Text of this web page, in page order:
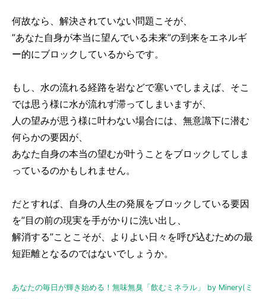
何故なら、解決されていない問題こそが、
”あなた自身が本当に望んでいる未来”の到来をエネルギ
ー的にブロックしているからです。
もし、水の流れる経路を岩などで塞いでしまえば、そこ
では思う様に水が流れず滞ってしまいますが、
人の望みが思う様に叶わない場合には、無意識下に潜む
何らかの要因が、
あなた自身の本当の望むが叶うことをブロックしてしま
っているのかもしれません。
だとすれば、自身の人生の発展をブロックしている要因
を”目の前の現実を手がかりに洗い出し、
解消する”ことこそが、よりよい日々を呼び込むための最
短距離となるのではないでしょうか。
あなたの毎日が輝き始める！無味無臭「飲むミネラル」 by Minery(ミ